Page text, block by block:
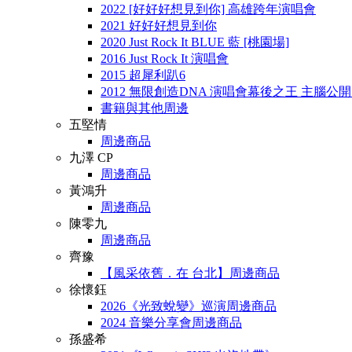
2022 [好好好想見到你] 高雄跨年演唱會
2021 好好好想見到你
2020 Just Rock It BLUE 藍 [桃園場]
2016 Just Rock It 演唱會
2015 超犀利趴6
2012 無限創造DNA 演唱會幕後之王 主腦公
書籍與其他周邊
五堅情
周邊商品
九澤 CP
周邊商品
黃鴻升
周邊商品
陳零九
周邊商品
齊豫
【風采依舊．在 台北】周邊商品
徐懷鈺
2026《光致蛻變》巡演周邊商品
2024 音樂分享會周邊商品
孫盛希